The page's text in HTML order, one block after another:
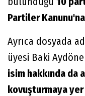
Partiler Kanunu'na
Ayrıca dosyada
üyesi Baki
isim hakkında da
kovuşturmaya